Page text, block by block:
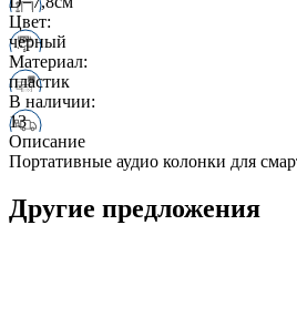
Цвет:
черный
Материал:
пластик
В наличии:
13
Описание
Портативные аудио колонки для
Другие предложения